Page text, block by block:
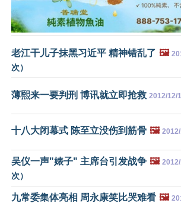
老江干儿子抹黑习近平 精神错乱了 🖼️
次）
薄熙来一要判刑 博讯就立即抢救 2012/12/
十八大闭幕式 陈至立没伤到筋骨 🖼️
吴仪一声"婊子" 主席台引发战争 🖼️
次）
九常委集体亮相 周永康笑比哭难看 🖼️